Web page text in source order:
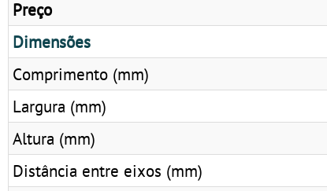
Preço
Dimensões
Comprimento (mm)
Largura (mm)
Altura (mm)
Distância entre eixos (mm)